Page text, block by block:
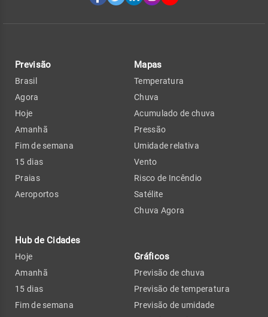
Previsão
Brasil
Agora
Hoje
Amanhã
Fim de semana
15 dias
Praias
Aeroportos
Hub de Cidades
Hoje
Amanhã
15 dias
Fim de semana
Mapas
Temperatura
Chuva
Acumulado de chuva
Pressão
Umidade relativa
Vento
Risco de Incêndio
Satélite
Chuva Agora
Gráficos
Previsão de chuva
Previsão de temperatura
Previsão de umidade